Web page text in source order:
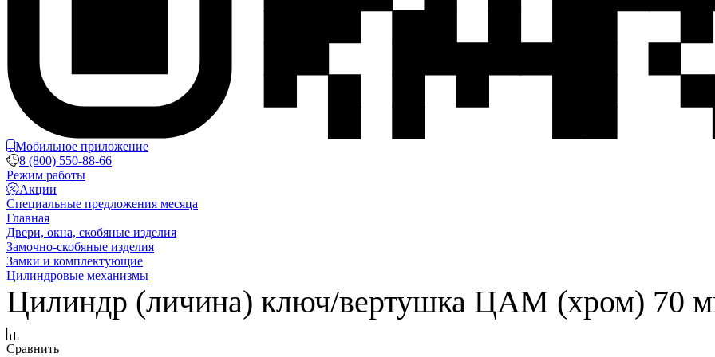
Мобильное приложение
8 (800) 550-88-66
Режим работы
Акции
Специальные предложения месяца
Главная
Двери, окна, скобяные изделия
Замочно-скобяные изделия
Замки и комплектующие
Цилиндровые механизмы
Цилиндр (личина) ключ/вертушка ЦАМ (хром) 70
Сравнить